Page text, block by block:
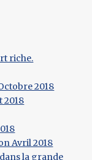
riche.
2018
2018
Avril 2018
la grande